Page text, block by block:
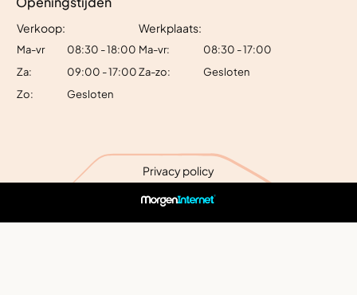
Verkoop:
Ma-vr
08:30 - 18:00
Za:
09:00 - 17:00
Zo:
Gesloten
Werkplaats:
Ma-vr:
08:30 - 17:00
Za-zo:
Gesloten
Privacy policy